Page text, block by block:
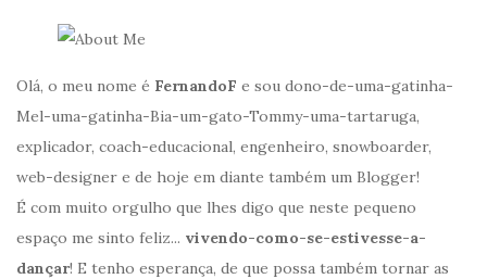
Olá, o meu nome é FernandoF e sou dono-de-uma-gatinha-
Mel-uma-gatinha-Bia-um-gato-Tommy-uma-tartaruga,
explicador, coach-educacional, engenheiro, snowboarder,
web-designer e de hoje em diante também um Blogger!
É com muito orgulho que lhes digo que neste pequeno
espaço me sinto feliz... vivendo-como-se-estivesse-a-
dançar! E tenho esperança, de que possa também tornar as